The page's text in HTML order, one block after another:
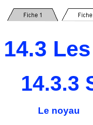
14.3
14.3.3
Le noyau